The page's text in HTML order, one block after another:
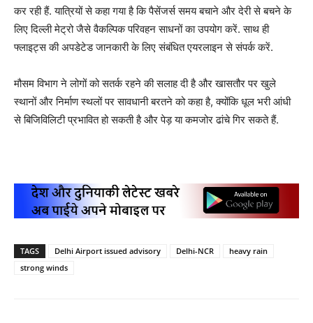
कर रही हैं. यात्रियों से कहा गया है कि पैसेंजर्स समय बचाने और देरी से बचने के
लिए दिल्ली मेट्रो जैसे वैकल्पिक परिवहन साधनों का उपयोग करें. साथ ही
फ्लाइट्स की अपडेटेड जानकारी के लिए संबंधित एयरलाइन से संपर्क करें.
मौसम विभाग ने लोगों को सतर्क रहने की सलाह दी है और खासतौर पर खुले
स्थानों और निर्माण स्थलों पर सावधानी बरतने को कहा है, क्योंकि धूल भरी आंधी
से बिजिविलिटी प्रभावित हो सकती है और पेड़ या कमजोर ढांचे गिर सकते हैं.
TAGS Delhi Airport issued advisory Delhi-NCR
heavy rain
strong winds